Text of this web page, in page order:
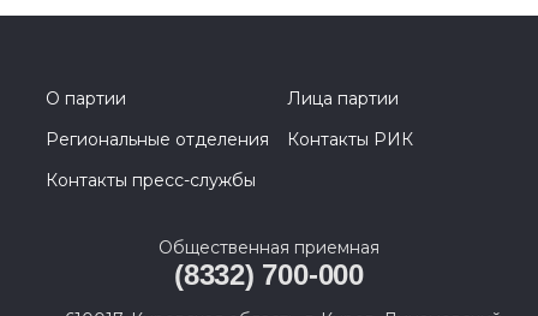
О партии
Лица партии
Региональные отделения
Контакты РИК
Контакты пресс-службы
Общественная приемная
(8332) 700-000